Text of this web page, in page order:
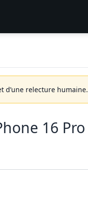
d’une relecture humaine.
16 Pro